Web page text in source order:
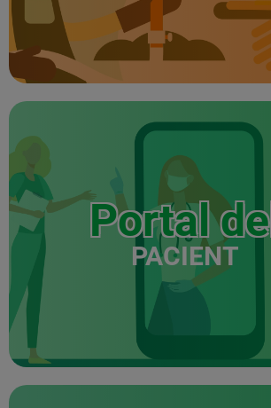
Portal del
PACIENT